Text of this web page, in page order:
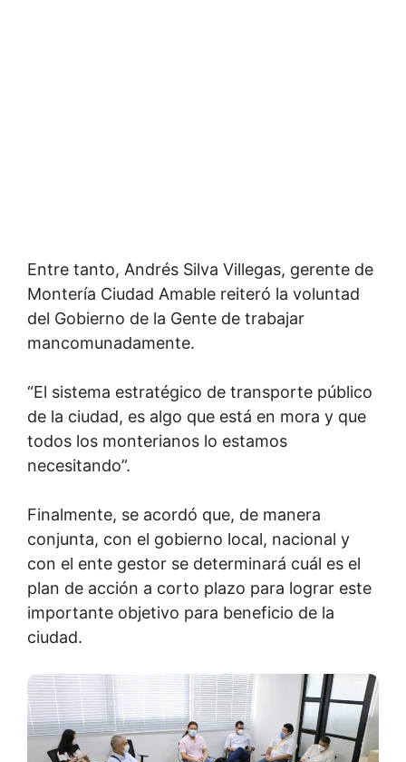
Entre tanto, Andrés Silva Villegas, gerente de
Montería Ciudad Amable reiteró la voluntad
del Gobierno de la Gente de trabajar
mancomunadamente.
“El sistema estratégico de transporte público
de la ciudad, es algo que está en mora y que
todos los monterianos lo estamos
necesitando”.
Finalmente, se acordó que, de manera
conjunta, con el gobierno local, nacional y
con el ente gestor se determinará cuál es el
plan de acción a corto plazo para lograr este
importante objetivo para beneficio de la
ciudad.